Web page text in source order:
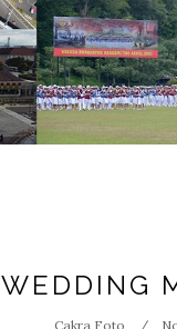
WEDDING
Cakra Foto